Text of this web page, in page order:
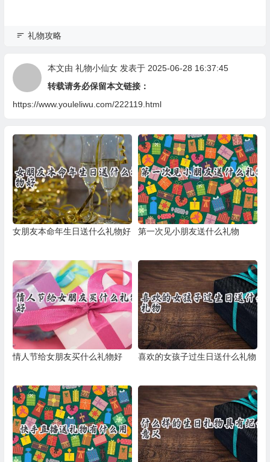
礼物攻略
本文由 礼物小仙女发表于 2025-06-28 16:37:45
转载请务必保留本文链接：
https://www.youleliwu.com/222119.html
女朋友本命年生日送什么礼物好 第一次见小朋友送什么礼物
情人节给女朋友买什么礼物好 喜欢的女孩子过生日送什么礼物